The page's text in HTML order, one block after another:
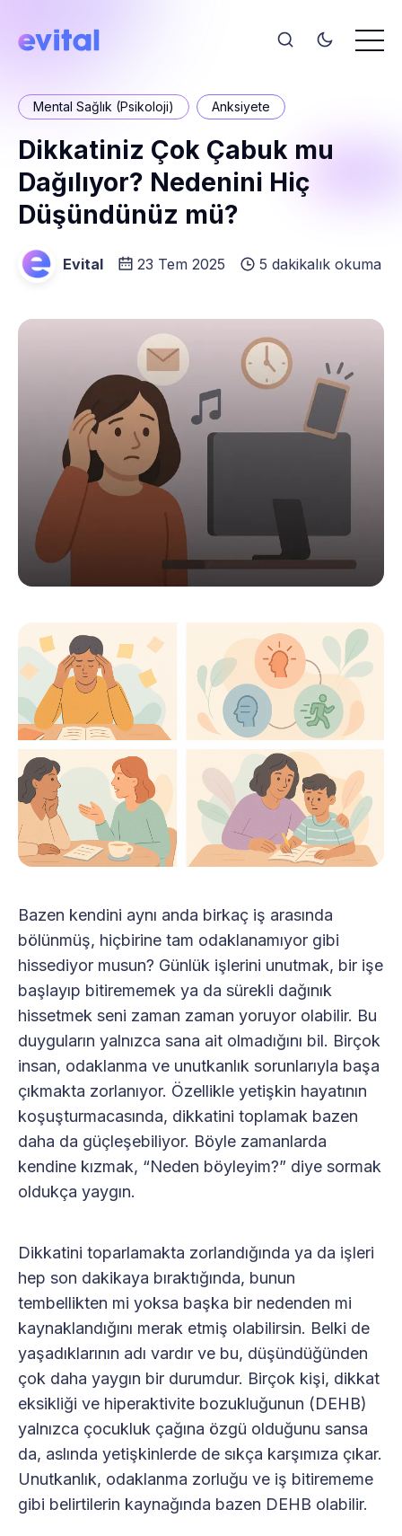
Mental Sağlık (Psikoloji) Anksiyete
Dikkatiniz Çok Çabuk mu
Dağılıyor? Nedenini Hiç
Düşündünüz mü?
Evital 23 Tem 2025 5 dakikalık okuma
Bazen kendini aynı anda birkaç iş arasında
bölünmüş, hiçbirine tam odaklanamıyor gibi
hissediyor musun? Günlük işlerini unutmak, bir işe
başlayıp bitirememek ya da sürekli dağınık
hissetmek seni zaman zaman yoruyor olabilir. Bu
duyguların yalnızca sana ait olmadığını bil. Birçok
insan, odaklanma ve unutkanlık sorunlarıyla başa
çıkmakta zorlanıyor. Özellikle yetişkin hayatının
koşuşturmacasında, dikkatini toplamak bazen
daha da güçleşebiliyor. Böyle zamanlarda
kendine kızmak, “Neden böyleyim?” diye sormak
oldukça yaygın.
Dikkatini toparlamakta zorlandığında ya da işleri
hep son dakikaya bıraktığında, bunun
tembellikten mi yoksa başka bir nedenden mi
kaynaklandığını merak etmiş olabilirsin. Belki de
yaşadıklarının adı vardır ve bu, düşündüğünden
çok daha yaygın bir durumdur. Birçok kişi, dikkat
eksikliği ve hiperaktivite bozukluğunun (DEHB)
yalnızca çocukluk çağına özgü olduğunu sansa
da, aslında yetişkinlerde de sıkça karşımıza çıkar.
Unutkanlık, odaklanma zorluğu ve iş bitirememe
gibi belirtilerin kaynağında bazen DEHB olabilir.